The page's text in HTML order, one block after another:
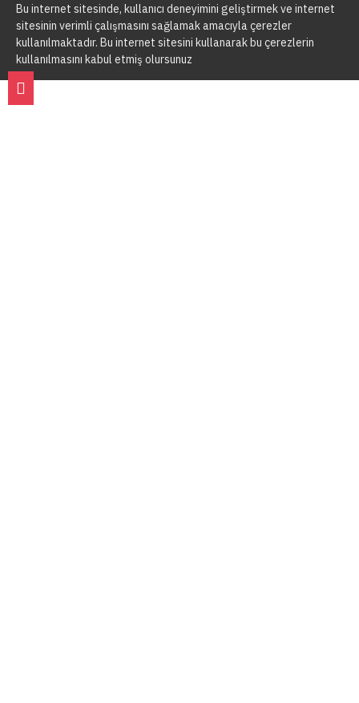
Bu internet sitesinde, kullanıcı deneyimini geliştirmek ve internet
sitesinin verimli çalışmasını sağlamak amacıyla çerezler
kullanılmaktadır. Bu internet sitesini kullanarak bu çerezlerin
kullanılmasını kabul etmiş olursunuz